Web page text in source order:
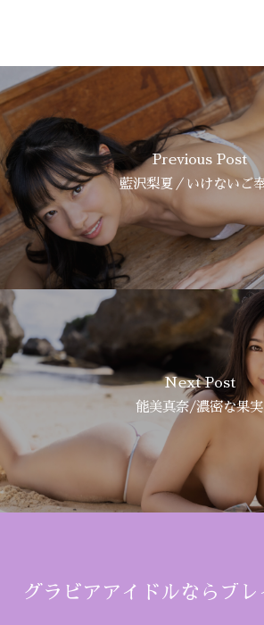
Previous Post
藍沢梨夏／いけないご
Next Post
能美真奈/濃密な果実
グラビアアイドルならブレ